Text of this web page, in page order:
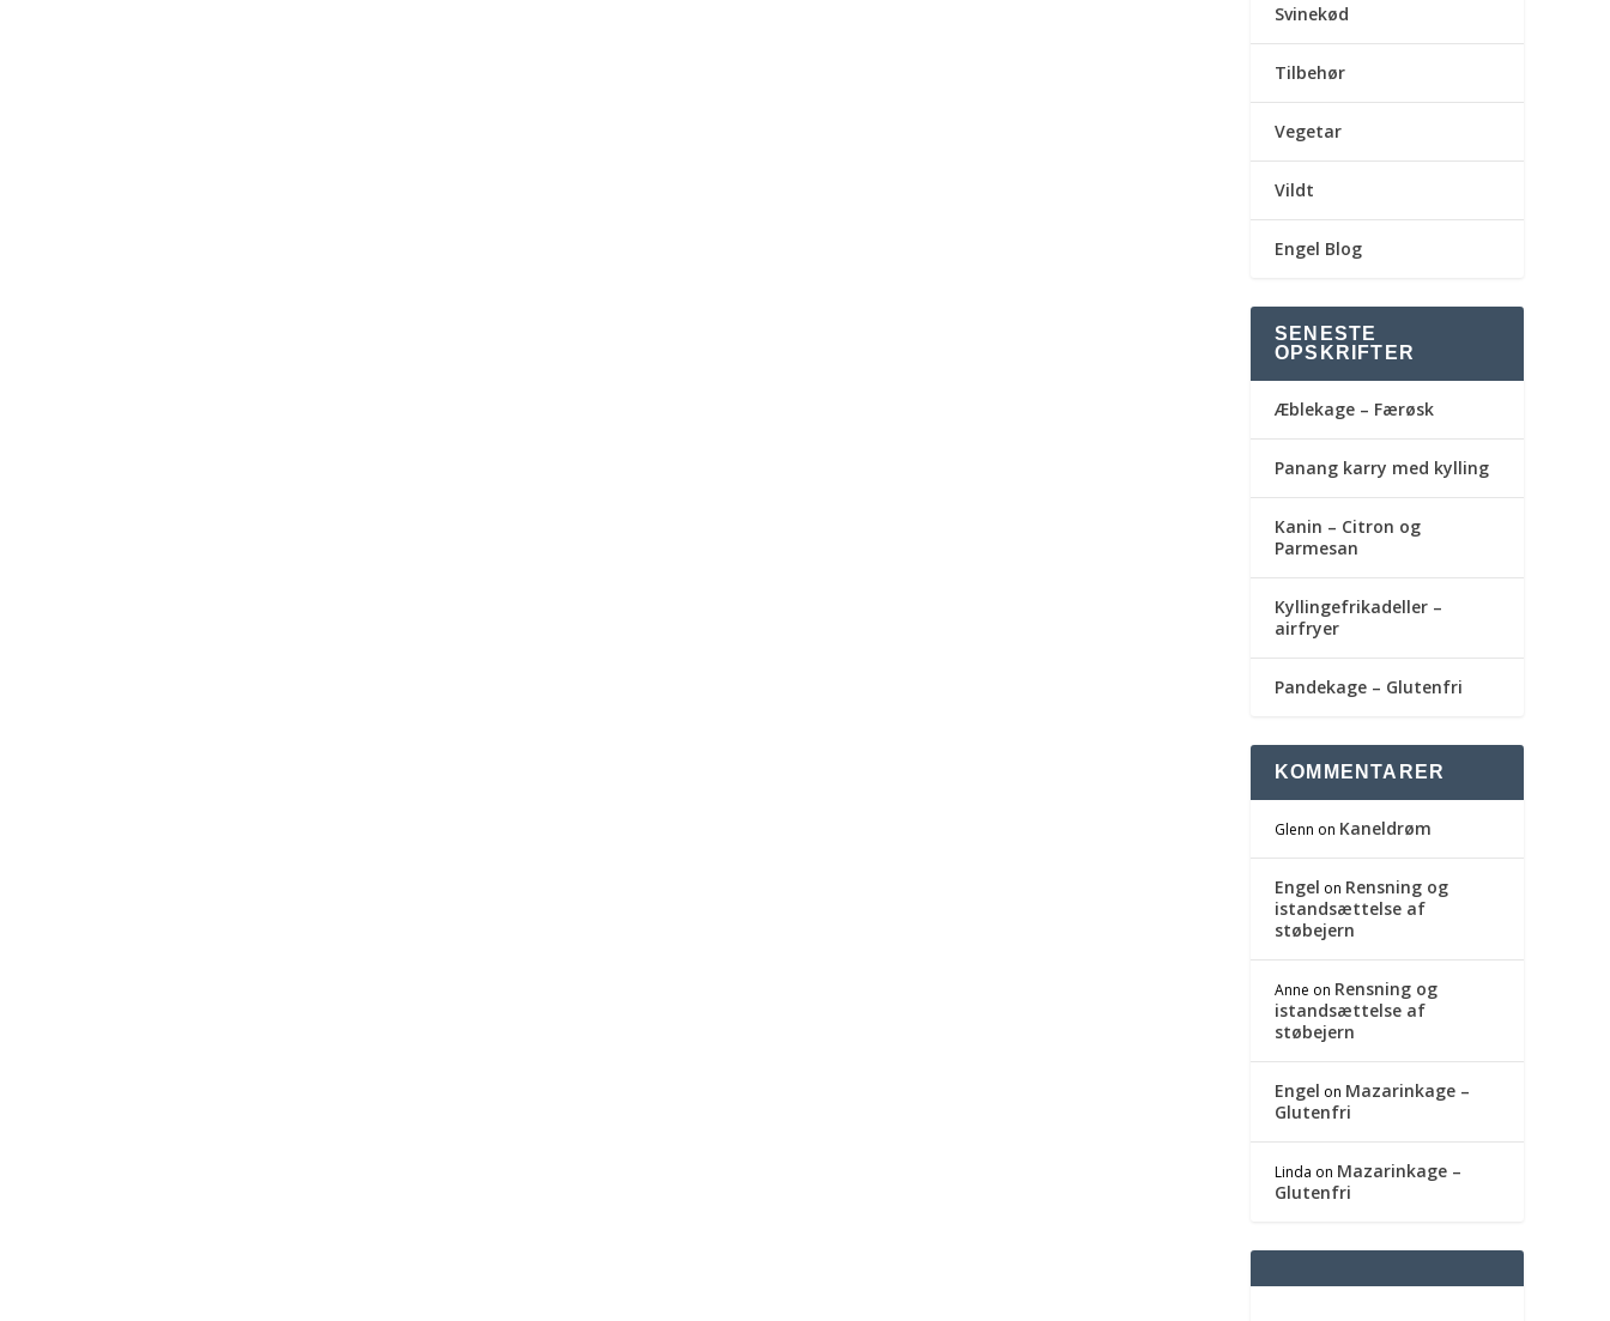
Svinekød
Tilbehør
Vegetar
Vildt
Engel Blog
SENESTE
OPSKRIFTER
Æblekage – Færøsk
Panang karry med kylling
Kanin – Citron og
Parmesan
Kyllingefrikadeller –
airfryer
Pandekage – Glutenfri
KOMMENTARER
Glenn on Kaneldrøm
Engel on Rensning og
istandsættelse af
støbejern
Anne on Rensning og
istandsættelse af
støbejern
Engel on Mazarinkage –
Glutenfri
Linda on Mazarinkage –
Glutenfri